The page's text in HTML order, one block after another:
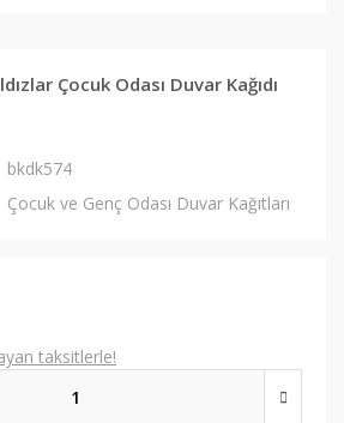
Çocuk Odası Duvar Kağıdı
bkdk574
Çocuk ve Genç Odası Duvar Kağıtları
taksitlerle!